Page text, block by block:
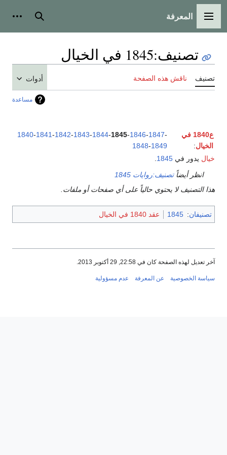
القائمة الرئيسية
المعرفة بحث
تصنيف:1845 في الخيال
تصنيف ناقش هذه الصفحة أدوات
مساعدة
ع1840 في
الخيال:
1840-1841-1842-1843-1844-1845-1846-1847-
1848-1849
خيال يدور في 1845
انظر أيضاًتصنيف:روايات 1845
هذا التصنيف لا يحتوي حالياً على أي صفحات أو ملفات.
تصنيفان:
1845 عقد 1840 في الخيال
آخر تعديل لهذه الصفحة كان في 22:58, 29 أكتوبر 2013.
سياسة الخصوصية عن المعرفة عدم مسؤولية